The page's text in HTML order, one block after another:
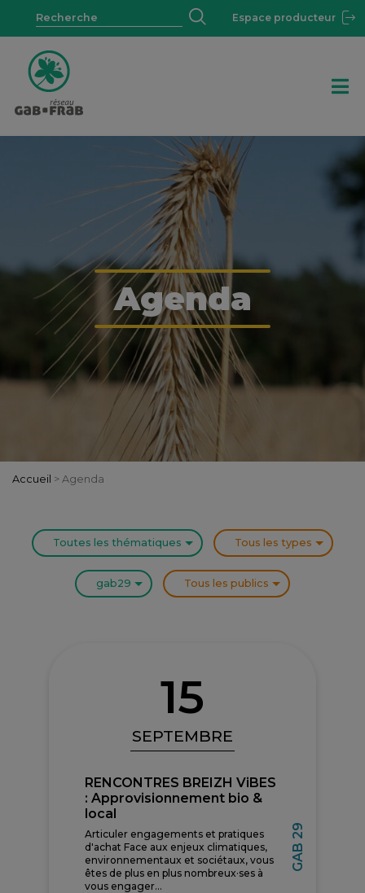
Espace producteur
Agenda
Accueil > Agenda
Toutes les thématiques Tous les types
gab29 Tous les publics
15
SEPTEMBRE
RENCONTRES BREIZH ViBES
: Approvisionnement bio &
local
Articuler engagements et pratiques
d'achat Face aux enjeux climatiques,
environnementaux et sociétaux, vous
êtes de plus en plus nombreux·ses à
vous engager...
GAB 29